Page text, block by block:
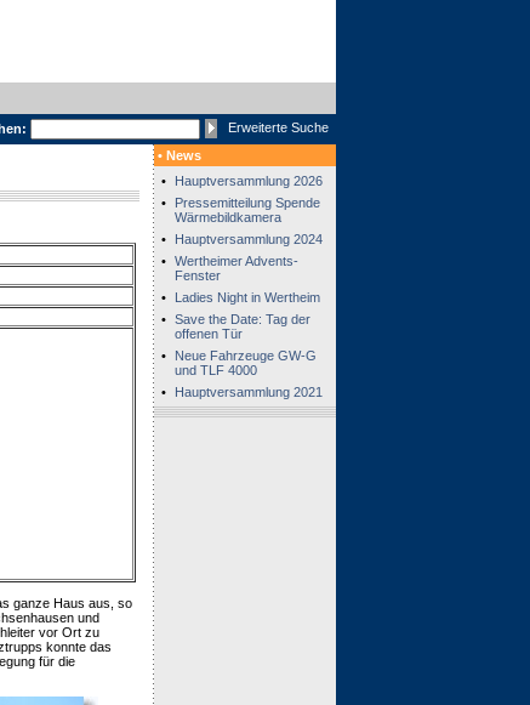
Erweiterte Suche
ganze Haus aus, so
und
vor Ort zu
konnte das
für die
• News
•
Hauptversammlung 2026
•
Pressemitteilung Spende
Wärmebildkamera
•
Hauptversammlung 2024
• Wertheimer Advents-
Fenster
•
Ladies Night in Wertheim
• Save the Date: Tag der
offenen Tür
•
Neue Fahrzeuge GW-G
und TLF 4000
•
Hauptversammlung 2021